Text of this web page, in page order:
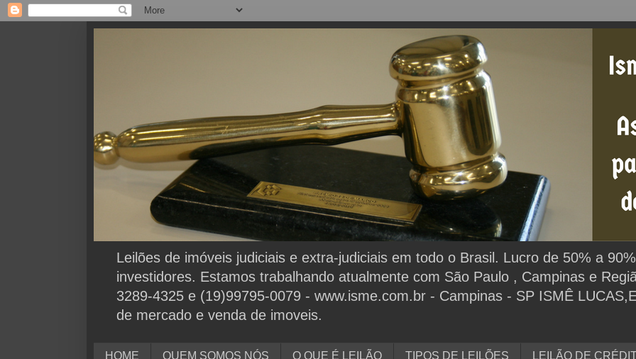
Leilões de imóveis judiciais e extra-judiciais em todo o Brasil. Lucro de 50% a
investidores. Estamos trabalhando atualmente com São Paulo , Campinas e
3289-4325 e (19)99795-0079 - www.isme.com.br - Campinas - SP ISMÊ
de mercado e venda de imoveis.
HOME QUEM SOMOS NÓS O QUE É LEILÃO TIPOS DE LEILÕES LEILÃO DE